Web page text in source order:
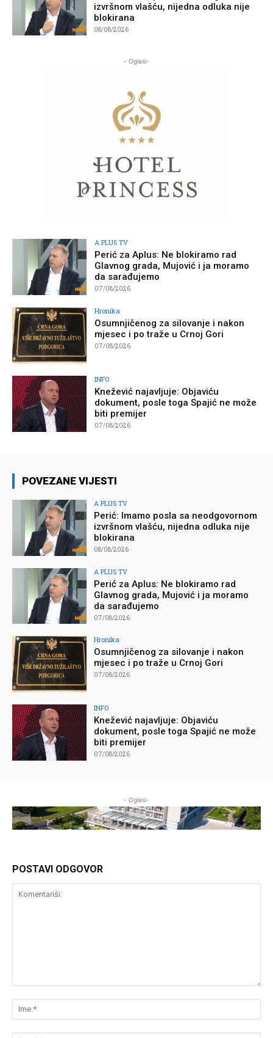
izvršnom vlašću, nijedna odluka nije
blokirana
08/08/2026
- Oglasi-
A PLUS TV
Perić za Aplus: Ne blokiramo rad
Glavnog grada, Mujović i ja moramo
da sarađujemo
07/08/2026
Hronika
Osumnjičenog za silovanje i nakon
mjesec i po traže u Crnoj Gori
07/08/2026
INFO
Knežević najavljuje: Objaviću
dokument, posle toga Spajić ne može
biti premijer
07/08/2026
POVEZANE VIJESTI
A PLUS TV
Perić: Imamo posla sa neodgovornom
izvršnom vlašću, nijedna odluka nije
blokirana
08/08/2026
A PLUS TV
Perić za Aplus: Ne blokiramo rad
Glavnog grada, Mujović i ja moramo
da sarađujemo
07/08/2026
Hronika
Osumnjičenog za silovanje i nakon
mjesec i po traže u Crnoj Gori
07/08/2026
INFO
Knežević najavljuje: Objaviću
dokument, posle toga Spajić ne može
biti premijer
07/08/2026
- Oglasi-
POSTAVI ODGOVOR